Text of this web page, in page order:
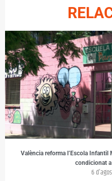
València reforma l’Escola Infantil
condicionat
6